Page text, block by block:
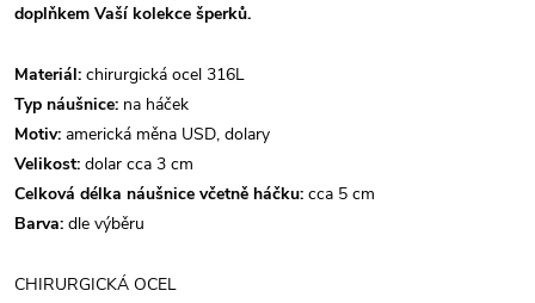
doplňkem Vaší kolekce šperků.
Materiál: chirurgická ocel 316L
Typ náušnice: na háček
Motiv: americká měna USD, dolary
Velikost: dolar cca 3 cm
Celková délka náušnice včetně háčku: cca 5 cm
Barva: dle výběru
CHIRURGICKÁ OCEL